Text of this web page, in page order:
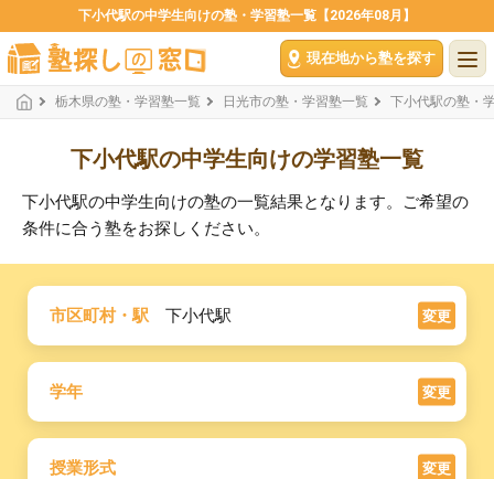
下小代駅の中学生向けの塾・学習塾一覧【2026年08月】
現在地から塾を探す
栃木県の塾・学習塾一覧 日光市の塾・学習塾一覧 下小代駅の塾・
下小代駅の中学生向けの学習塾一覧
下小代駅の中学生向けの塾の一覧結果となります。ご希望の
条件に合う塾をお探しください。
市区町村・駅 下小代駅 変更
学年 変更
授業形式 変更